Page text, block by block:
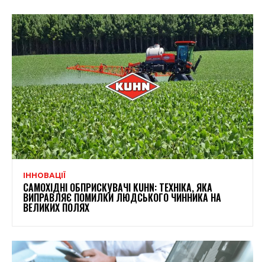
ІННОВАЦІЇ
САМОХІДНІ ОБПРИСКУВАЧІ KUHN: ТЕХНІКА, ЯКА
ВИПРАВЛЯЄ ПОМИЛКИ ЛЮДСЬКОГО ЧИННИКА НА
ВЕЛИКИХ ПОЛЯХ